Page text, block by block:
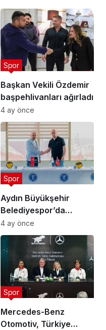
Başkan Vekili Özdemir
başpehlivanları ağırladı
Spor
4 ay önce
Aydın Büyükşehir
Belediyespor’da
Ataman Güneyligil
Dönemi
Spor
4 ay önce
Mercedes-Benz
Otomotiv, Türkiye
Spor